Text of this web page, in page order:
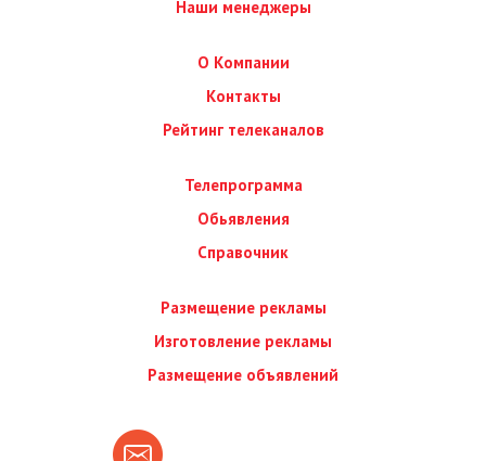
Наши менеджеры
О Компании
Контакты
Рейтинг телеканалов
Телепрограмма
Обьявления
Справочник
Размещение рекламы
Изготовление рекламы
Размещение объявлений